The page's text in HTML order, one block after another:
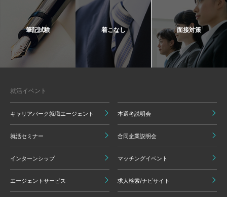
筆記試験 着こなし 面接対策
就活イベント
キャリアパーク就職エージェント 本選考説明会
就活セミナー 合同企業説明会
インターンシップ マッチングイベント
エージェントサービス 求人検索/ナビサイト